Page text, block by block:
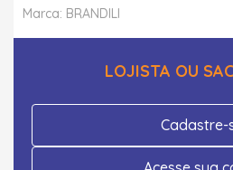
Marca: BRANDILI
LOJISTA OU
Cadastre-